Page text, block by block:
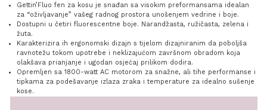
Gettin’Fluo fen za kosu je snađan sa visokim preformansama idealan
za “oživljavanje” vašeg radnog prostora unošenjem vedrine i boje.
Dostupni u četiri fluorescentne boje. Narandžasta, ružičasta, zelena i
žuta.
Karakterizira ih ergonomski dizajn s tijelom dizajniranim da poboljša
ravnotežu tokom upotrebe i neklizajućom završnom obradom koja
olakšava prianjanje i ugodan osjećaj prilikom dodira.
Opremljen sa 1800-watt AC motorom za snažne, ali tihe performanse i
tipkama za podešavanje izlaza zraka i temperature za idealno sušenje
kose.